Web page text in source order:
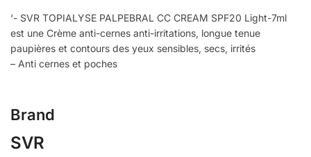
‘- SVR TOPIALYSE PALPEBRAL CC CREAM SPF20 Light-7ml
est une Crème anti-cernes anti-irritations, longue tenue
paupières et contours des yeux sensibles, secs, irrités
– Anti cernes et poches
Brand
SVR